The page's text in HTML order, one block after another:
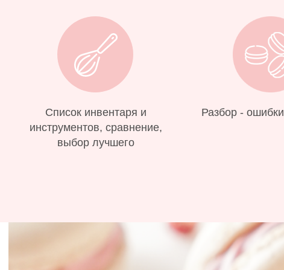
Разбор -
Список инвентаря и
инструментов, сравнение,
выбор лучшего